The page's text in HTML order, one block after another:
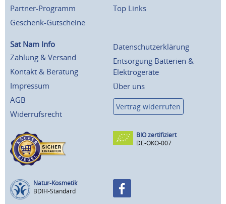
Partner-Programm
Geschenk-Gutscheine
Top Links
Sat Nam Info
Zahlung & Versand
Kontakt & Beratung
Impressum
AGB
Widerrufsrecht
Datenschutzerklärung
Entsorgung Batterien &
Elektrogeräte
Über uns
Vertrag widerrufen
BIO zertifiziert
DE-ÖKO-007
Natur-Kosmetik
BDIH-Standard